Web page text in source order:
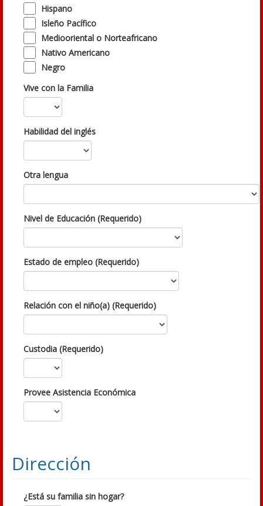
Hispano
Isleño Pacífico
Mediooriental o Norteafricano
Nativo Americano
Negro
Vive con la Familia
Habilidad del inglés
Otra lengua
Nivel de Educación (Requerido)
Estado de empleo (Requerido)
Relación con el niño(a) (Requerido)
Custodia (Requerido)
Provee Asistencia Económica
Dirección
¿Está su familia sin hogar?